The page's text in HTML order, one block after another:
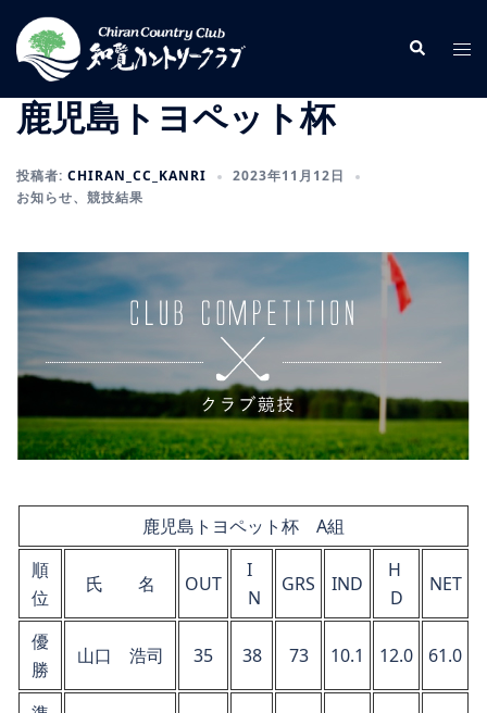
ン
検
索
ト
ル
鹿児島トヨペット杯
投稿者: CHIRAN_CC_KANRI
2023年11月12日
お知らせ、 競技結果
鹿児島トヨペット杯 A組
順
位
氏 名 OUT
I
N
GRS IND
H
D
NET
優
勝
山口 浩司 35 38 73 10.1 12.0 61.0